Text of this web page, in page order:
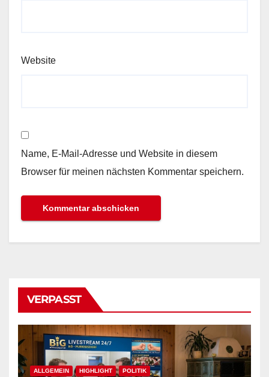
Website
Name, E-Mail-Adresse und Website in diesem
Browser für meinen nächsten Kommentar speichern.
VERPASST
ALLGEMEIN HIGHLIGHT POLITIK